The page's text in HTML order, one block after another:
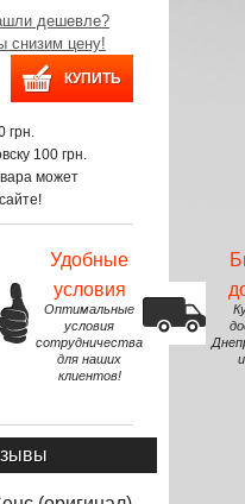
дешевле?
снизим цену!
грн.
100 грн.
может
Удобные
условия
Оптимальные
условия
сотрудничества
для наших
клиентов!